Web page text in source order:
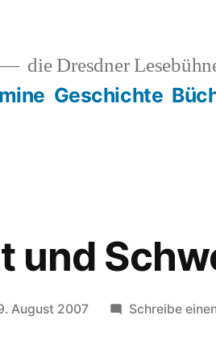
die Dresdner
Geschichte
und
August 2007 Schreibe